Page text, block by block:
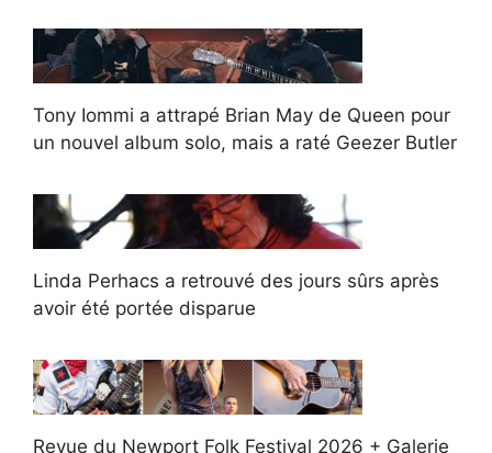
Tony Iommi a attrapé Brian May de Queen pour
un nouvel album solo, mais a raté Geezer Butler
Linda Perhacs a retrouvé des jours sûrs après
avoir été portée disparue
Revue du Newport Folk Festival 2026 + Galerie